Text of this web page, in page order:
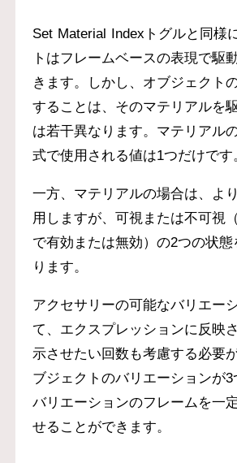
Set Material Indexトグルと同様
トはフレームベースの表現で駆
きます。しかし、オブジェクト
することは、そのマテリアルを
は若干異なります。マテリアル
式で使用される値は1つだけです
一方、マテリアルの場合は、よ
用しますが、可視または不可視
で有効または無効）の2つの状
ります。
アクセサリーの可能なバリエー
て、エクスプレッションに反映
示させたい回数も考慮する必要
ブジェクトのバリエーションが
バリエーションのフレームを一
せることができます。